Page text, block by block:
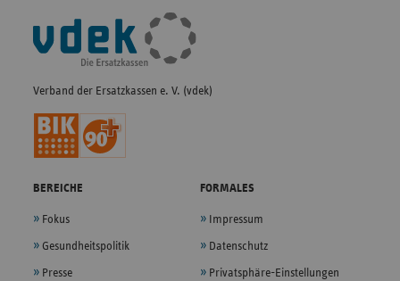
Fußleisten-
Navigation
Verband der Ersatzkassen e. V. (vdek)
BEREICHE
Fokus
Gesundheitspolitik
Presse
FORMALES
Impressum
Datenschutz
Privatsphäre-Einstellungen